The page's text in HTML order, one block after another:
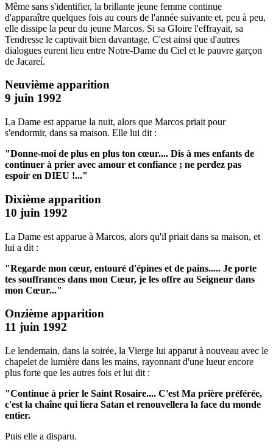
Même sans s'identifier, la brillante jeune femme continue
d'apparaître quelques fois au cours de l'année suivante et, peu à peu,
elle dissipe la peur du jeune Marcos. Si sa Gloire l'effrayait, sa
Tendresse le captivait bien davantage. C'est ainsi que d'autres
dialogues eurent lieu entre Notre-Dame du Ciel et le pauvre garçon
de Jacareí.
Neuvième apparition
9 juin 1992
La Dame est apparue la nuit, alors que Marcos priait pour
s'endormir, dans sa maison. Elle lui dit :
"Donne-moi de plus en plus ton cœur.... Dis à mes enfants de
continuer à prier avec amour et confiance ; ne perdez pas
espoir en DIEU !..."
Dixième apparition
10 juin 1992
La Dame est apparue à Marcos, alors qu'il priait dans sa maison, et
lui a dit :
"Regarde mon cœur, entouré d'épines et de pains..... Je porte
tes souffrances dans mon Cœur, je les offre au Seigneur dans
mon Cœur..."
Onzième apparition
11 juin 1992
Le lendemain, dans la soirée, la Vierge lui apparut à nouveau avec le
chapelet de lumière dans les mains, rayonnant d'une lueur encore
plus forte que les autres fois et lui dit :
"Continue à prier le Saint Rosaire.... C'est Ma prière préférée,
c'est la chaîne qui liera Satan et renouvellera la face du monde
entier.
Puis elle a disparu.